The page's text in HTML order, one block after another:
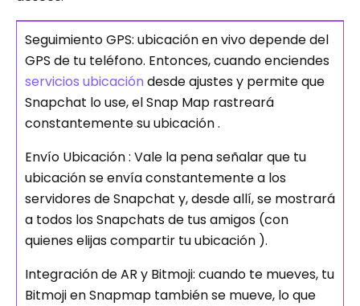
Seguimiento GPS: ubicación en vivo depende del
GPS de tu teléfono. Entonces, cuando enciendes
servicios ubicación desde ajustes y permite que
Snapchat lo use, el Snap Map rastreará
constantemente su ubicación .
Envío Ubicación : Vale la pena señalar que tu
ubicación se envía constantemente a los
servidores de Snapchat y, desde allí, se mostrará
a todos los Snapchats de tus amigos (con
quienes elijas compartir tu ubicación ).
Integración de AR y Bitmoji: cuando te mueves, tu
Bitmoji en Snapmap también se mueve, lo que